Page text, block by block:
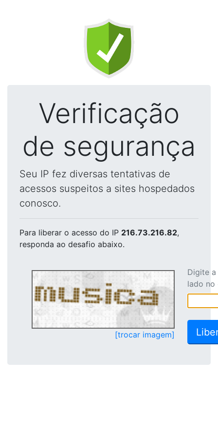
Verificação
de segurança
Seu IP fez diversas tentativas de
acessos suspeitos a sites hospedados
conosco.
Para liberar o acesso do IP 216.73.216.82,
responda ao desafio abaixo.
[trocar imagem]
Digite
lado no